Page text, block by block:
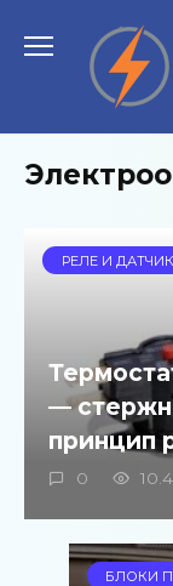
содержанию
РЕЛЕ И
—
принцип
0
БЛОКИ